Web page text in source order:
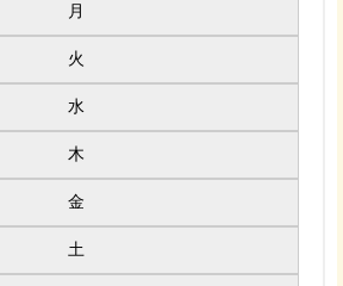
月
火
水
木
金
土